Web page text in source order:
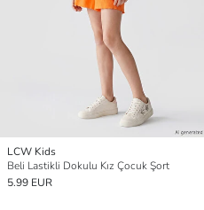
LCW Kids
Beli Lastikli Dokulu Kız Çocuk Şort
5.99 EUR